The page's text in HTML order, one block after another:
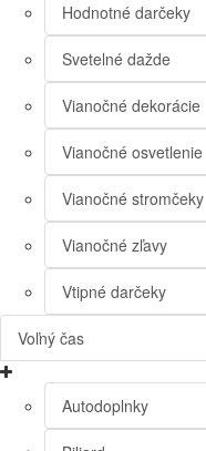
Hodnotné darčeky
Svetelné dažde
Vianočné dekorácie
Vianočné osvetlenie
Vianočné stromčeky
Vianočné zľavy
Vtipné darčeky
Voľný čas
Autodoplnky